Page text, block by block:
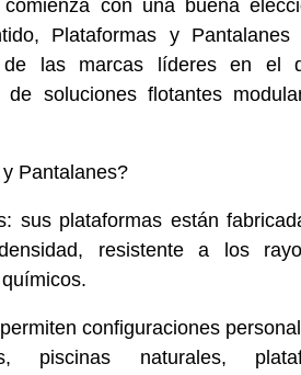
con una buena
Plataformas y
de las marcas líderes en el
soluciones flotantes
Pantalanes?
sus plataformas están
resistente a los
configuraciones
piscinas naturales,